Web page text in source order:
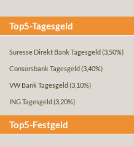
Top5-Tagesgeld
Suresse Direkt Bank Tagesgeld (3,50%)
Consorsbank Tagesgeld (3,40%)
VW Bank Tagesgeld (3,10%)
ING Tagesgeld (3,20%)
Top5-Festgeld